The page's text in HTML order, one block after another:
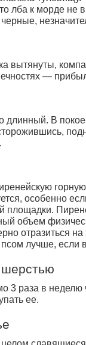
лба к морде не
вытянуты,
—
длинный. В
особенно
площадки.
объем
отразиться
лучше, если
3 раза в неделю
ее.